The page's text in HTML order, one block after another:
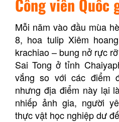
Công viên Quốc
Mỗi năm vào đầu mùa
8, hoa tulip Xiêm
krachiao – bung nở rực
Sai Tong ở tỉnh
vắng so với các điểm
nhưng địa điểm này lại
nhiếp ảnh gia, người
thực vật học nghiệp dư